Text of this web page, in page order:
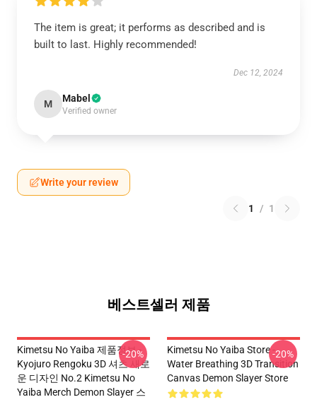
The item is great; it performs as described and is
built to last. Highly recommended!
Dec 12, 2024
M Mabel
Verified owner
Write your review
1 / 1
베스트셀러 제품
Kimetsu No Yaiba 제품정보 -
Kyojuro Rengoku 3D 셔츠 새로
운 디자인 No.2 Kimetsu No
Yaiba Merch Demon Slayer 스
-20%
Kimetsu No Yaiba Store -
Water Breathing 3D Transition
Canvas Demon Slayer Store
-20%